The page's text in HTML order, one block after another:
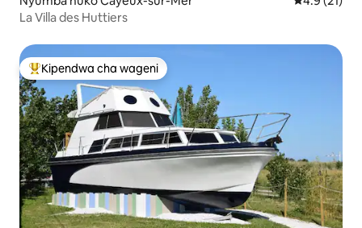
La Villa des Huttiers
Kipendwa maarufu cha wageni
Kipendwa cha wageni